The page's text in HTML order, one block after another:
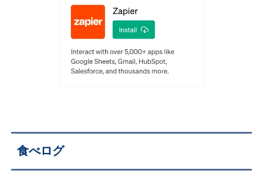
食べログ